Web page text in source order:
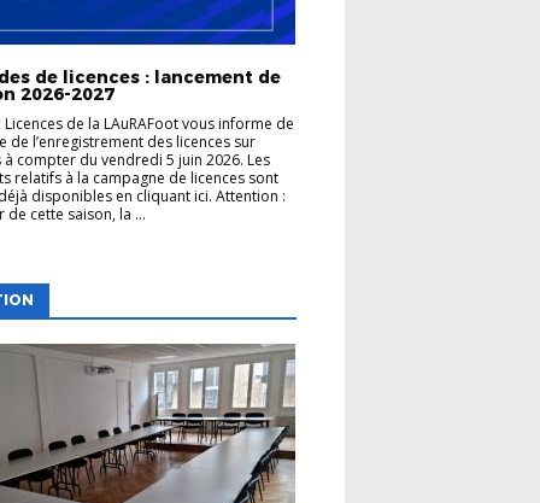
de licences : lancement de
2026-2027
Licences de la LAuRAFoot vous informe de
de l’enregistrement des licences sur
à compter du vendredi 5 juin 2026. Les
relatifs à la campagne de licences sont
disponibles en cliquant ici. Attention :
de cette saison, la ...